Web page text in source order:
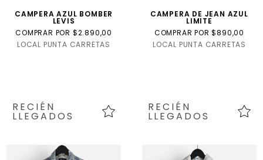
CAMPERA AZUL BOMBER
LEVIS
COMPRAR POR $2.890,00
LOCAL PUNTA CARRETAS
CAMPERA DE JEAN AZUL
LIMITE
COMPRAR POR $890,00
LOCAL PUNTA CARRETAS
RECIÉN
LLEGADOS
RECIÉN
LLEGADOS